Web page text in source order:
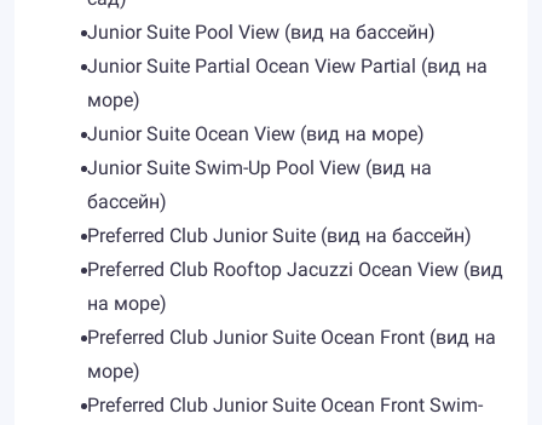
Junior Suite Pool View (вид на бассейн)
Junior Suite Partial Ocean View Partial (вид на
море)
Junior Suite Ocean View (вид на море)
Junior Suite Swim-Up Pool View (вид на
бассейн)
Preferred Club Junior Suite (вид на бассейн)
Preferred Club Rooftop Jacuzzi Ocean View (вид
на море)
Preferred Club Junior Suite Ocean Front (вид на
море)
Preferred Club Junior Suite Ocean Front Swim-